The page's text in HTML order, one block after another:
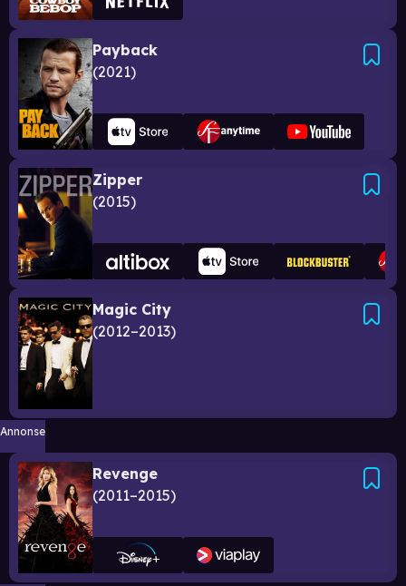
Payback
2021
Zipper
2015
Magic City
2012–2013
Annonse
Revenge
2011–2015